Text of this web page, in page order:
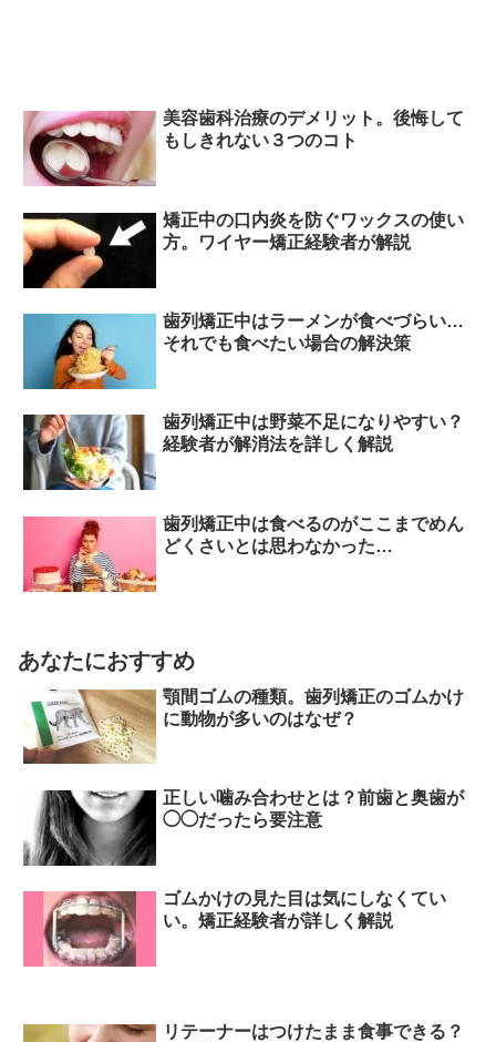
美容歯科治療のデメリット。後悔して
もしきれない３つのコト
矯正中の口内炎を防ぐワックスの使い
方。ワイヤー矯正経験者が解説
歯列矯正中はラーメンが食べづらい…
それでも食べたい場合の解決策
歯列矯正中は野菜不足になりやすい？
経験者が解消法を詳しく解説
歯列矯正中は食べるのがここまでめん
どくさいとは思わなかった…
あなたにおすすめ
顎間ゴムの種類。歯列矯正のゴムかけ
に動物が多いのはなぜ？
正しい噛み合わせとは？前歯と奥歯が
◯◯だったら要注意
ゴムかけの見た目は気にしなくてい
い。矯正経験者が詳しく解説
リテーナーはつけたまま食事できる？